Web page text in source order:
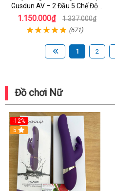
Gusdun AV – 2 Đầu 5 Chế Độ
Rung Massage Kích Thích Điểm
G Cho Nữ
1.150.000₫ 1.337.000₫
(671)
1 2
Đồ chơi Nữ
-12%
5